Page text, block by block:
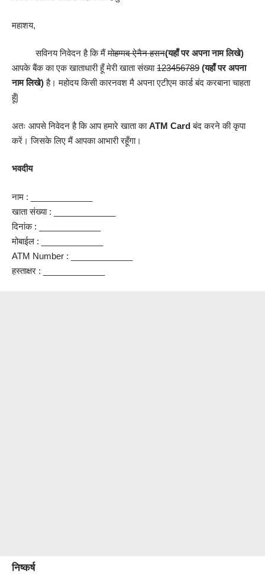
महाशय,
सविनय निवेदन है कि मैंमोहम्मद ऐनैन हसन(यहाँ पर अपना नाम लिखे)
आपके बैंक का एक खाताधारी हूँ मेरी खाता संख्या123456789 (यहाँ पर अपना
नाम लिखे)है। महोदय किसी कारनवश मै अपना एटीएम कार्ड बंद करबाना चाहता
हूँ|
अतः आपसे निवेदन है कि आप हमारे खाता काATM Cardबंद करने की कृपा
करें। जिसके लिए मैं आपका आभारी रहूँगा।
भवदीय
नाम : _____________
खाता संख्या : _____________
दिनांक : _____________
मोबाईल : _____________
ATM Number : _____________
हस्ताक्षर : _____________
निष्कर्ष